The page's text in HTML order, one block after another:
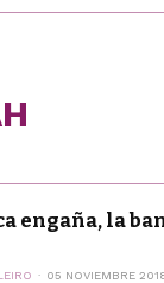
engaña, la
05 NOVIEMBRE